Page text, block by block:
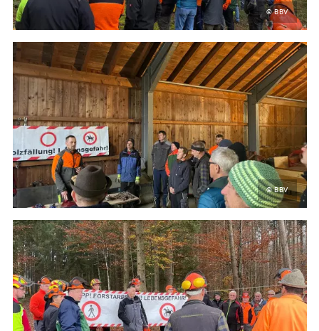
© BBV
© BBV